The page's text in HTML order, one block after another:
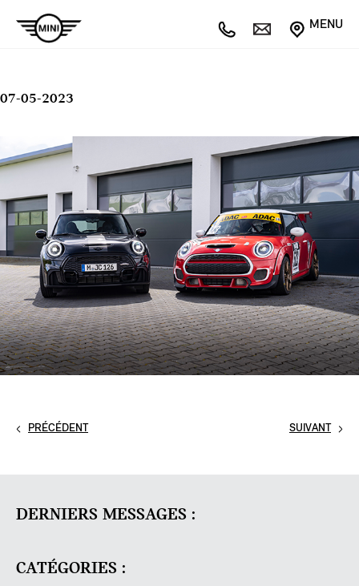
MENU
07-05-2023
SUIVANT
PRÉCÉDENT
DERNIERS MESSAGES :
CATÉGORIES :